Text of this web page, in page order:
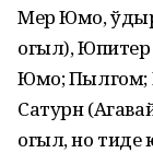
Мер Юмо,
огыл),
Юмо; Пылгом;
Сатурн
огыл, но